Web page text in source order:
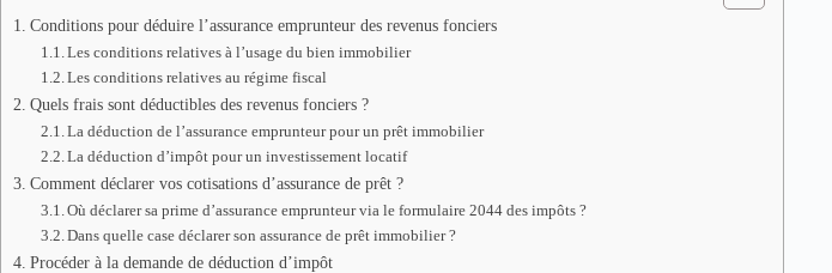
Conditions pour déduire l’assurance emprunteur des revenus fonciers
Les conditions relatives à l’usage du bien immobilier
Les conditions relatives au régime fiscal
Quels frais sont déductibles des revenus fonciers ?
La déduction de l’assurance emprunteur pour un prêt immobilier
La déduction d’impôt pour un investissement locatif
Comment déclarer vos cotisations d’assurance de prêt ?
Où déclarer sa prime d’assurance emprunteur via le formulaire 2044 des impôts ?
Dans quelle case déclarer son assurance de prêt immobilier ?
Procéder à la demande de déduction d’impôt